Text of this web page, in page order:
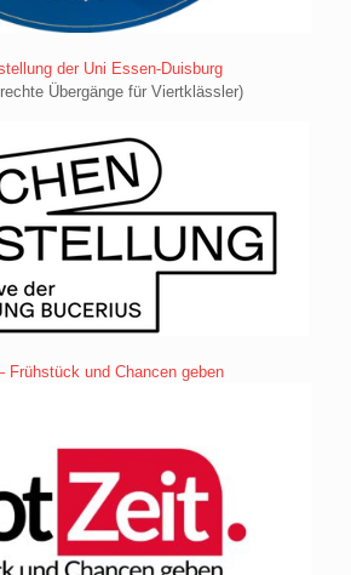
der Uni Essen-Duisburg
Übergänge für Viertklässler)
Frühstück und Chancen geben